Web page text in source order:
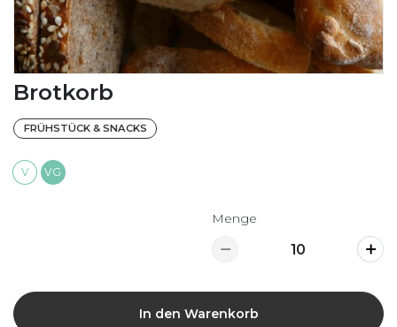
Brotkorb
FRÜHSTÜCK & SNACKS
V VG
Menge
In den Warenkorb